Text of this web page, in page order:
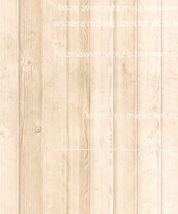
Nasze zwierzęta mają
wspiera rozwój dziecka: uczy
Rozmawiamy też o prawach
Jesteśmy miejscem z